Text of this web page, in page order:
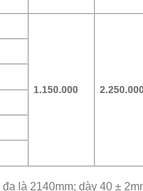
1.150.000
là 2140mm; dày 40 ±